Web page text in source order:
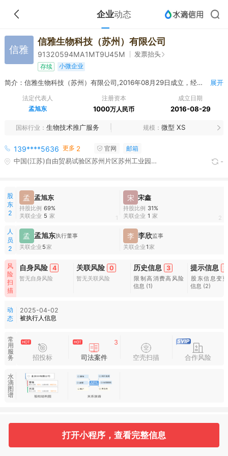
企业动态
信雅
信雅生物科技（苏州）有限公司
91320594MA1MT9U45M 发票抬头
存续 小微企业
简介：信雅生物科技（苏州）有限公司,2016年08月29日成立，经营范围包括生物科技领域内的技术开发、技术咨询、技术服务、技术转让；研发、销售：医用诊断试剂、药品、实验室耗材及仪器、医疗器械、医药中间体；并提供上述产品的售后服务及进出口业务。（依法须经批准的项目，经相关部门批准后方可开展经营活动） 展开
法定代表人
孟旭东
注册资本
1000万人民币
成立日期
2016-08-29
国标行业 生物技术推广服务 规模 微型 XS
139****5636 更多 2 官网 邮箱
中国(江苏)自由贸易试验区苏州片区苏州工业园区月亮湾10号慧湖大厦南楼704室 -
股
东
2
孟 孟旭东
持股比例 69%
关联企业 5 家 1
宋 宋鑫
持股比例 31%
关联企业 1 家 2
人
员
2
孟 孟旭东执行董事
关联企业 5家
李 李欣监事
关联企业1家
风
险
扫
描
自身风险 4
暂无自身风险
关联风险 0
暂无关联风险
历史信息 3
限制高消费高风险
信息 (1)
提示信息 2
股东信息变
信息 (2)
动
态
2025-04-02
被执行人信息
常
用
服
务
招投标
3
司法案件 空壳扫描 合作风险
水
滴
图
谱
基本信息
打开小程序，查看完整信息